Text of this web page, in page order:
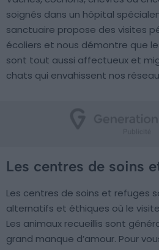
soignés dans un hôpital
sanctuaire propose des visites
écoliers et nous démontre que
sont tout aussi affectueux et
chats qui envahissent nos
Les centres de soins
Les centres de soins et refuges
alternatifs et éthiques où le
Les animaux recueillis sont
grand manque d’amour. Pour